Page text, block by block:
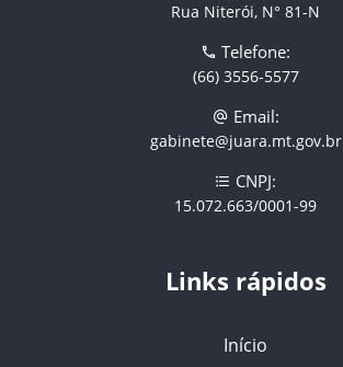
Rua Niterói, N° 81-N
Telefone:
(66) 3556-5577
Email:
gabinete@juara.mt.gov.br
CNPJ:
15.072.663/0001-99
Links rápidos
Início